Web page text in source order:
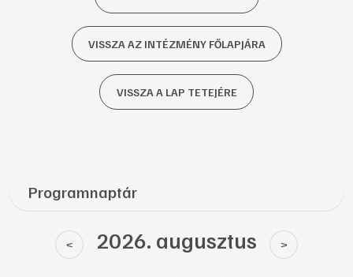
VISSZA AZ INTÉZMÉNY FŐLAPJÁRA
VISSZA A LAP TETEJÉRE
Programnaptár
< 2026. augusztus >